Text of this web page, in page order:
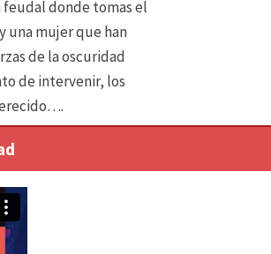
feudal donde tomas el
una mujer que han
de la oscuridad
de intervenir, los